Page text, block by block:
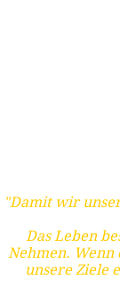
"Damit wir
Das Leben
Nehmen.
unsere Ziele